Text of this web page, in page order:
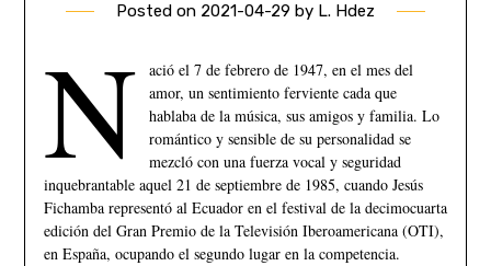
Posted on 2021-04-29 by L. Hdez
N
ació el 7 de febrero de 1947, en el mes del
amor, un sentimiento ferviente cada que
hablaba de la música, sus amigos y familia. Lo
romántico y sensible de su personalidad se
mezcló con una fuerza vocal y seguridad
inquebrantable aquel 21 de septiembre de 1985, cuando Jesús
Fichamba representó al Ecuador en el festival de la decimocuarta
edición del Gran Premio de la Televisión Iberoamericana (OTI),
en España, ocupando el segundo lugar en la competencia.